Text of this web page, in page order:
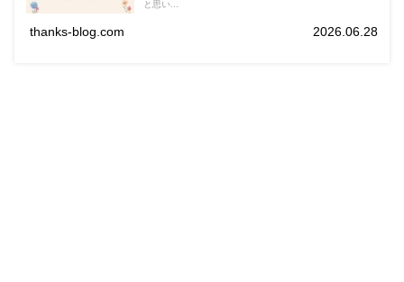
と思い...
thanks-blog.com 2026.06.28